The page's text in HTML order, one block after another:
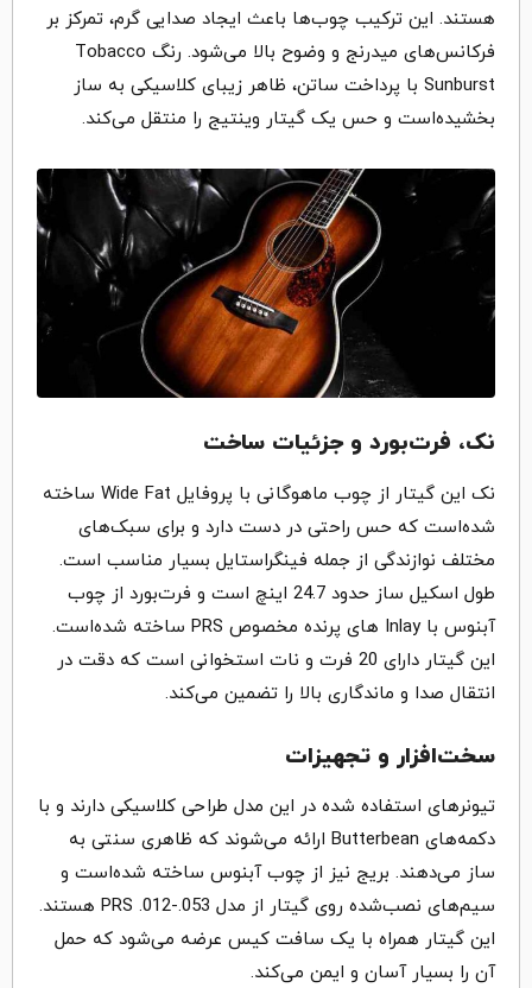
هستند. این ترکیب چوب‌ها باعث ایجاد صدایی گرم، تمرکز بر
فرکانس‌های میدرنج و وضوح بالا می‌شود. رنگ Tobacco
Sunburst با پرداخت ساتن، ظاهر زیبای کلاسیکی به ساز
بخشیده‌است و حس یک گیتار وینتیج را منتقل می‌کند.
نک، فرت‌بورد و جزئیات ساخت
نک این گیتار از چوب ماهوگانی با پروفایل Wide Fat ساخته
شده‌است که حس راحتی در دست دارد و برای سبک‌های
مختلف نوازندگی از جمله فینگراستایل بسیار مناسب است.
طول اسکیل ساز حدود 24.7 اینچ است و فرت‌بورد از چوب
آبنوس با Inlay های پرنده‌ مخصوص PRS ساخته شده‌است.
این گیتار دارای 20 فرت و نات استخوانی است که دقت در
انتقال صدا و ماندگاری بالا را تضمین می‌کند.
سخت‌افزار و تجهیزات
تیونرهای استفاده شده در این مدل طراحی کلاسیکی دارند و با
دکمه‌های Butterbean ارائه می‌شوند که ظاهری سنتی به
ساز می‌دهند. بریج نیز از چوب آبنوس ساخته شده‌است و
سیم‌های نصب‌شده روی گیتار از مدل PRS .012-.053 هستند.
این گیتار همراه با یک سافت کیس عرضه می‌شود که حمل
آن را بسیار آسان و ایمن می‌کند.